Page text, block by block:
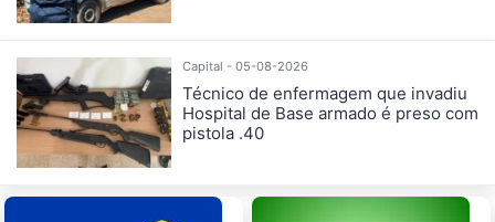
Capital - 05-08-2026
Técnico de enfermagem que invadiu
Hospital de Base armado é preso com
pistola .40